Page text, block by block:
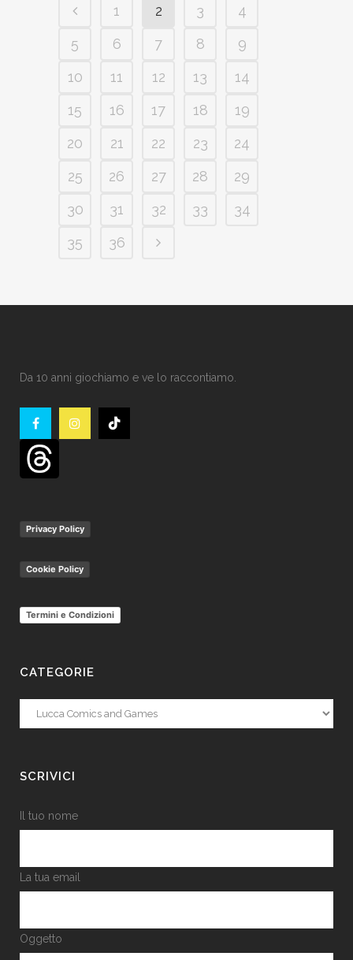
1 2 3
4
5
6 7 8
9
10
11 12 13
14
15
16 17 18
19
20
21 22 23
24
25
26 27 28
29
30
31 32 33
34
35
36
Da 10 anni giochiamo e ve lo raccontiamo.
Privacy Policy
Cookie Policy
Termini e Condizioni
CATEGORIE
Categorie
SCRIVICI
Il tuo nome
La tua email
Oggetto